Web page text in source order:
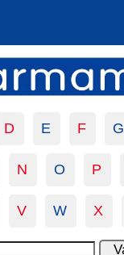
D E F G
N O P
V W X